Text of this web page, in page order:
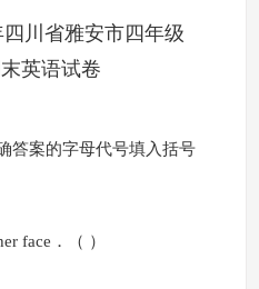
四川省雅安市四年级
末英语试卷
答案的字母代号填入括号
face．（ ）